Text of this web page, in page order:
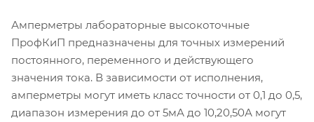
Амперметры лабораторные высокоточные
ПрофКиП предназначены для точных измерений
постоянного, переменного и действующего
значения тока. В зависимости от исполнения,
амперметры могут иметь класс точности от 0,1 до 0,5,
диапазон измерения до от 5мА до 10,20,50А могут